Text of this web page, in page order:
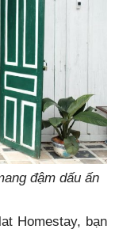
đậm dấu ấn
Homestay, bạn